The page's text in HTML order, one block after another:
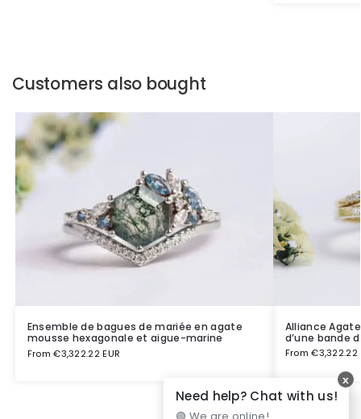
Customers also bought
Ensemble de bagues de mariée en agate
mousse hexagonale et aigue-marine
From€3,322.22 EUR
Alliance
d’une bande
From€3,322.22
Need help? Chat with us!
x